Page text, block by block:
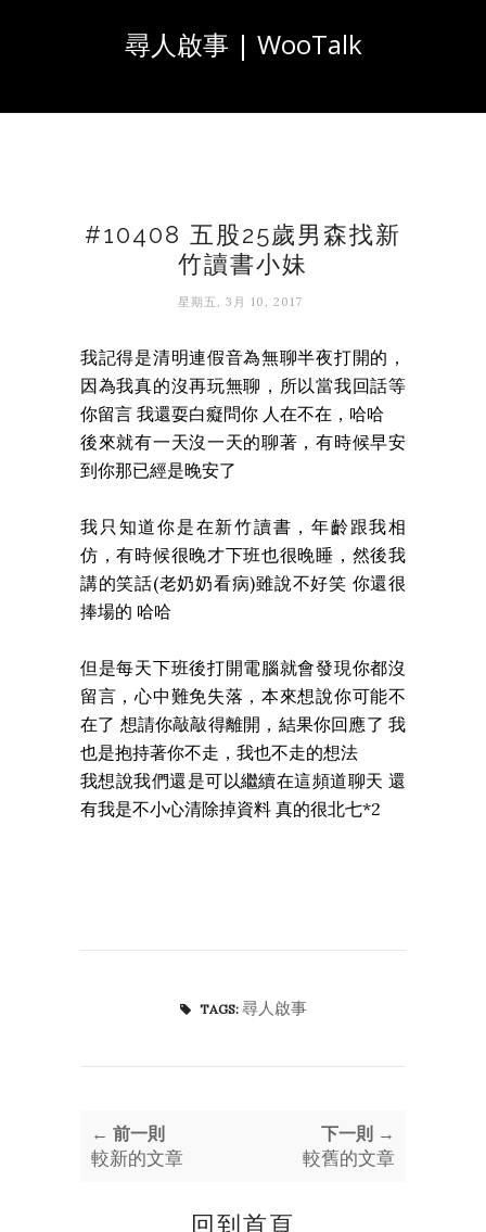
尋人啟事 | WooTalk
#10408 五股25歲男森找新
竹讀書小妹
星期五, 3月 10, 2017
我記得是清明連假音為無聊半夜打開的，
因為我真的沒再玩無聊，所以當我回話等
你留言 我還耍白癡問你 人在不在，哈哈
後來就有一天沒一天的聊著，有時候早安
到你那已經是晚安了
我只知道你是在新竹讀書，年齡跟我相
仿，有時候很晚才下班也很晚睡，然後我
講的笑話(老奶奶看病)雖說不好笑 你還很
捧場的 哈哈
但是每天下班後打開電腦就會發現你都沒
留言，心中難免失落，本來想說你可能不
在了 想請你敲敲得離開，結果你回應了 我
也是抱持著你不走，我也不走的想法
我想說我們還是可以繼續在這頻道聊天 還
有我是不小心清除掉資料 真的很北七*2
TAGS: 尋人啟事
← 前一則
較新的文章
下一則 →
較舊的文章
回到首頁